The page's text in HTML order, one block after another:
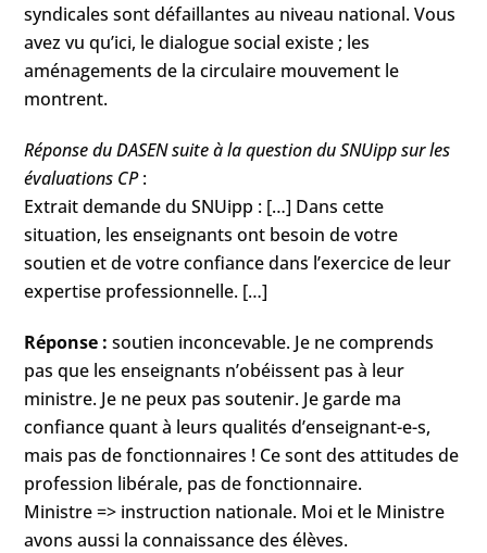
syndicales sont défaillantes au niveau national. Vous
avez vu qu’ici, le dialogue social existe ; les
aménagements de la circulaire mouvement le
montrent.
Réponse du DASEN suite à la question du SNUipp sur les
évaluations CP:
Extrait demande du SNUipp : […] Dans cette
situation, les enseignants ont besoin de votre
soutien et de votre confiance dans l’exercice de leur
expertise professionnelle. […]
Réponse :soutien inconcevable. Je ne comprends
pas que les enseignants n’obéissent pas à leur
ministre. Je ne peux pas soutenir. Je garde ma
confiance quant à leurs qualités d’enseignant-e-s,
mais pas de fonctionnaires ! Ce sont des attitudes de
profession libérale, pas de fonctionnaire.
Ministre => instruction nationale. Moi et le Ministre
avons aussi la connaissance des élèves.